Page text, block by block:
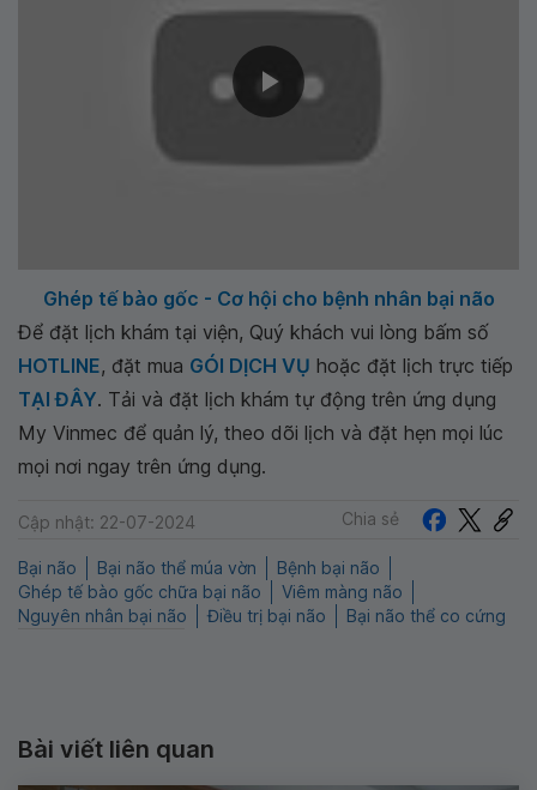
Ghép tế bào gốc - Cơ hội cho bệnh nhân bại não
Để đặt lịch khám tại viện, Quý khách vui lòng bấm số
HOTLINE, đặt mua GÓI DỊCH VỤ hoặc đặt lịch trực tiếp
TẠI ĐÂY. Tải và đặt lịch khám tự động trên ứng dụng
My Vinmec để quản lý, theo dõi lịch và đặt hẹn mọi lúc
mọi nơi ngay trên ứng dụng.
Cập nhật: 22-07-2024 Chia sẻ
Bại não Bại não thể múa vờn
Bệnh bại não
Ghép tế bào gốc chữa bại não
Viêm màng não
Nguyên nhân bại não
Điều trị bại não Bại não thể co cứng
Bài viết liên quan